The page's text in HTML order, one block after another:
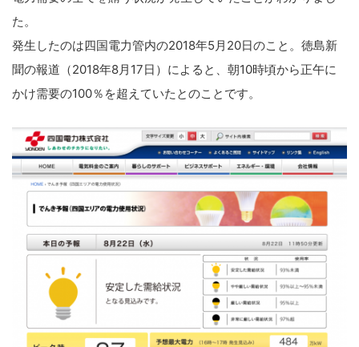
た。
発生したのは四国電力管内の2018年5月20日のこと。徳島新
聞の報道（2018年8月17日）によると、朝10時頃から正午に
かけ需要の100％を超えていたとのことです。